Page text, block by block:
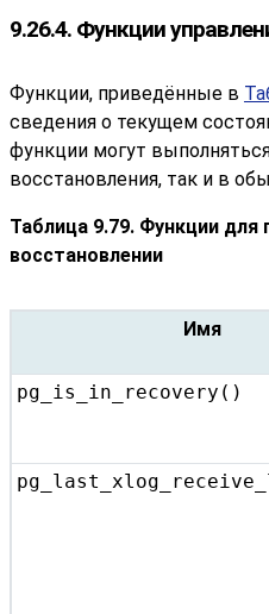
9.26.4. Функции
Функции, приведённые в
сведения о текущем
функции могут
восстановления, так и в
Таблица 9.79. Функции для
восстановлении
Имя
pg_is_in_recovery()